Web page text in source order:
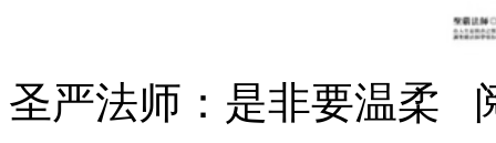
圣严法师：是非要温柔